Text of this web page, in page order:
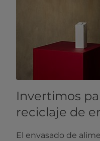
Invertimos
reciclaje de
El envasado de